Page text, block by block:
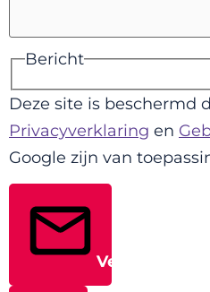
Bericht
Deze site is beschermd
Privacyverklaring en
Google zijn van
Verstuur